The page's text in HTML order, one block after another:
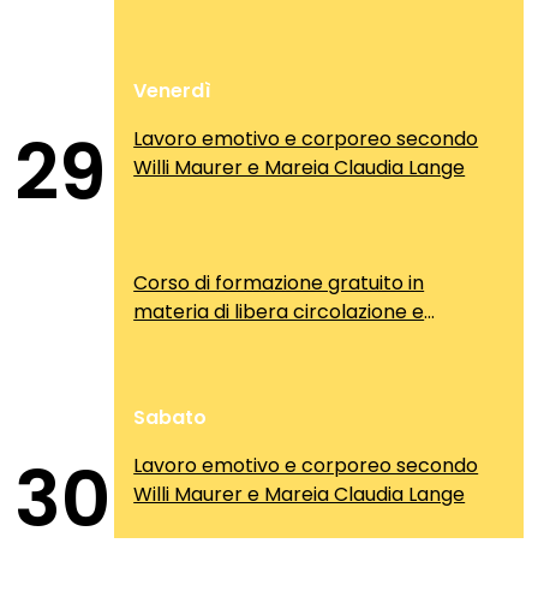
29
Venerdì
Lavoro emotivo e corporeo secondo
Willi Maurer e Mareia Claudia Lange
Corso di formazione gratuito in
materia di libera circolazione e
30
Sabato
Lavoro emotivo e corporeo secondo
Willi Maurer e Mareia Claudia Lange